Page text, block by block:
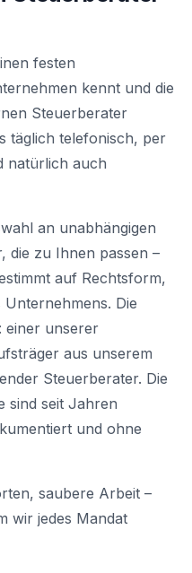
festen
kennt und die
Steuerberater
täglich telefonisch, per
natürlich auch
an unabhängigen
die zu Ihnen passen –
auf Rechtsform,
Die
einer unserer
aus unserem
Steuerberater. Die
sind seit Jahren
und ohne
saubere Arbeit –
wir jedes Mandat